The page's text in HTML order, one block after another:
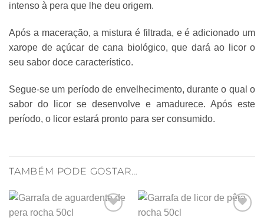
intenso à pera que lhe deu origem.
Após a maceração, a mistura é filtrada, e é adicionado um
xarope de açúcar de cana biológico, que dará ao licor o
seu sabor doce característico.
Segue-se um período de envelhecimento, durante o qual o
sabor do licor se desenvolve e amadurece. Após este
período, o licor estará pronto para ser consumido.
TAMBÉM PODE GOSTAR…